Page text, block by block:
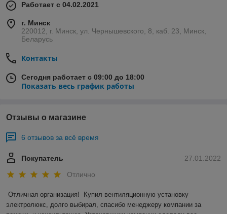
Работает с 04.02.2021
г. Минск
220012, г. Минск, ул. Чернышевского, 8, каб. 23, Минск,
Беларусь
Контакты
Сегодня работает с 09:00 до 18:00
Показать весь график работы
Отзывы о магазине
6 отзывов за всё время
27.01.2022
Покупатель
Отлично
Отличная организация!  Купил вентиляционную установку
электролюкс, долго выбирал, спасибо менеджеру компании за